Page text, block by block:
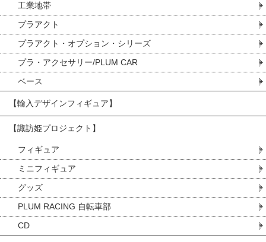
工業地帯
プラアクト
プラアクト・オプション・シリーズ
プラ・アクセサリー/PLUM CAR
ベース
【輸入デザインフィギュア】
【諏訪姫プロジェクト】
フィギュア
ミニフィギュア
グッズ
PLUM RACING 自転車部
CD